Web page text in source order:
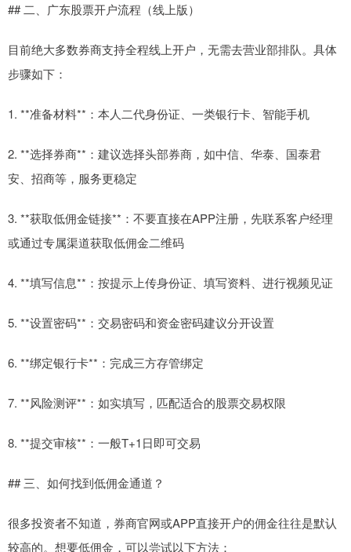
## 二、广东股票开户流程（线上版）
目前绝大多数券商支持全程线上开户，无需去营业部排队。具体
步骤如下：
1. **准备材料**：本人二代身份证、一类银行卡、智能手机
2. **选择券商**：建议选择头部券商，如中信、华泰、国泰君
安、招商等，服务更稳定
3. **获取低佣金链接**：不要直接在APP注册，先联系客户经理
或通过专属渠道获取低佣金二维码
4. **填写信息**：按提示上传身份证、填写资料、进行视频见证
5. **设置密码**：交易密码和资金密码建议分开设置
6. **绑定银行卡**：完成三方存管绑定
7. **风险测评**：如实填写，匹配适合的股票交易权限
8. **提交审核**：一般T+1日即可交易
## 三、如何找到低佣金通道？
很多投资者不知道，券商官网或APP直接开户的佣金往往是默认
较高的。想要低佣金，可以尝试以下方法：